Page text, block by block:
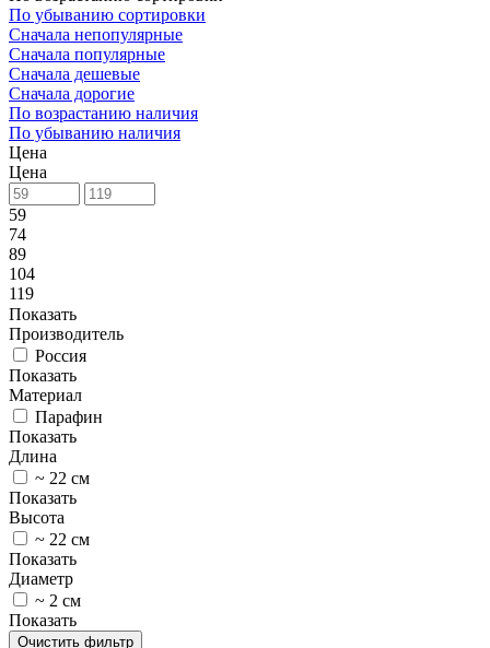
По убыванию сортировки
Сначала непопулярные
Сначала популярные
Сначала дешевые
Сначала дорогие
По возрастанию наличия
По убыванию наличия
Цена
Цена
59
74
89
104
119
Показать
Производитель
Россия
Показать
Материал
Парафин
Показать
Длина
~ 22 см
Показать
Высота
~ 22 см
Показать
Диаметр
~ 2 см
Показать
Очистить фильтр